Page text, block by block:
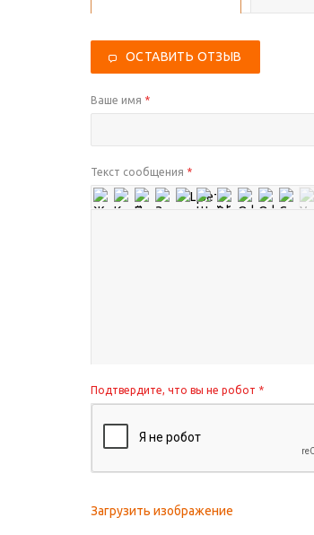
ОСТАВИТЬ ОТЗЫВ
Ваше имя *
Текст сообщения *
Подтвердите, что вы не робот *
Загрузить изображение